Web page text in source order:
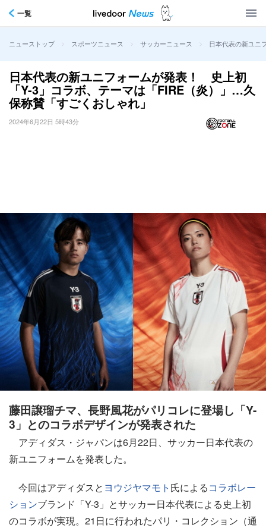
一覧
ニューストップ > スポーツニュース > サッカーニュース > 日本代表の新ユニ
日本代表の新ユニフォームが発表！ 史上初
「Y-3」コラボ、テーマは「FIRE（炎）」…久
保称賛「すごくおしゃれ」
2024年6月22日 5時43分
藤田譲瑠チマ、長野風花がパリコレに登場し「Y-
3」とのコラボデザインが発表された
アディダス・ジャパンは6月22日、サッカー日本代表の
新ユニフォームを発表した。
今回はアディダスと ヨウジヤマモト 氏によるコラボレー
ションブランド「Y-3」とサッカー日本代表による史上初
のコラボが実現。21日に行われたパリ・コレクション（通